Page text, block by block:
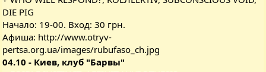
DIE PIG
Начало: 19-00. Вход: 30 грн.
Афиша: http://www.otryv-
pertsa.org.ua/images/rubufaso_ch.jpg
04.10 - Киев, клуб "Барвы"